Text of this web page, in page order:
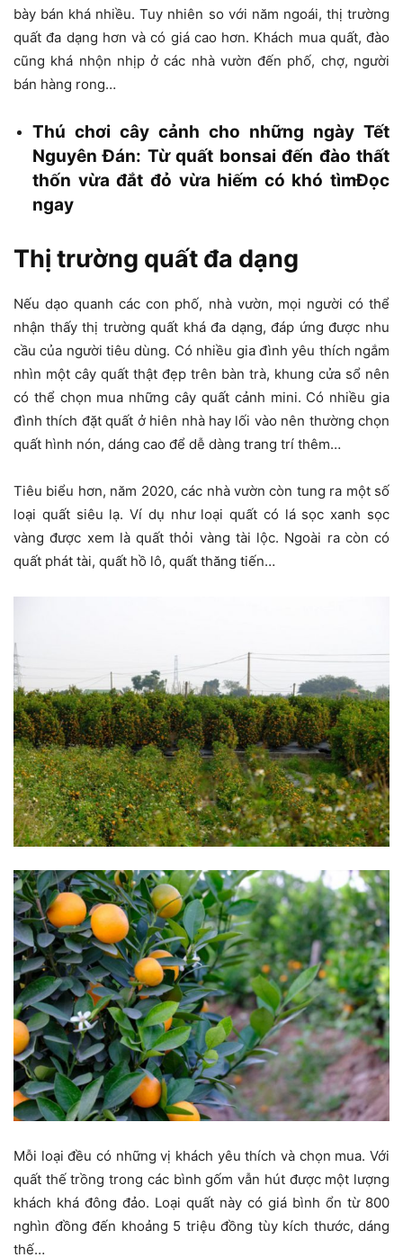
bày bán khá nhiều. Tuy nhiên so với năm ngoái, thị trường
quất đa dạng hơn và có giá cao hơn. Khách mua quất, đào
cũng khá nhộn nhịp ở các nhà vườn đến phố, chợ, người
bán hàng rong…
Thú chơi cây cảnh cho những ngày Tết
Nguyên Đán: Từ quất bonsai đến đào thất
thốn vừa đắt đỏ vừa hiếm có khó tìmĐọc
ngay
Thị trường quất đa dạng
Nếu dạo quanh các con phố, nhà vườn, mọi người có thể
nhận thấy thị trường quất khá đa dạng, đáp ứng được nhu
cầu của người tiêu dùng. Có nhiều gia đình yêu thích ngắm
nhìn một cây quất thật đẹp trên bàn trà, khung cửa sổ nên
có thể chọn mua những cây quất cảnh mini. Có nhiều gia
đình thích đặt quất ở hiên nhà hay lối vào nên thường chọn
quất hình nón, dáng cao để dễ dàng trang trí thêm…
Tiêu biểu hơn, năm 2020, các nhà vườn còn tung ra một số
loại quất siêu lạ. Ví dụ như loại quất có lá sọc xanh sọc
vàng được xem là quất thỏi vàng tài lộc. Ngoài ra còn có
quất phát tài, quất hồ lô, quất thăng tiến…
Mỗi loại đều có những vị khách yêu thích và chọn mua. Với
quất thế trồng trong các bình gốm vẫn hút được một lượng
khách khá đông đảo. Loại quất này có giá bình ổn từ 800
nghìn đồng đến khoảng 5 triệu đồng tùy kích thước, dáng
thế…